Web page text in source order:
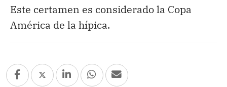
Este certamen es considerado la Copa
América de la hípica.